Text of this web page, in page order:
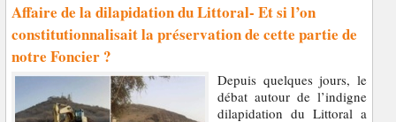
Affaire de la dilapidation du Littoral- Et si l’on
constitutionnalisait la préservation de cette partie de
notre Foncier ?
Depuis quelques jours, le
débat autour de l’indigne
dilapidation du Littoral a